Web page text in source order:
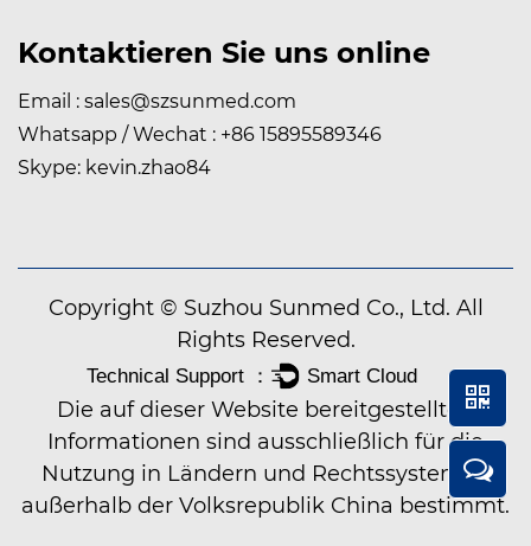
Kontaktieren Sie uns online
Email : sales@szsunmed.com
Whatsapp / Wechat : +86 15895589346
Skype: kevin.zhao84
Copyright © Suzhou Sunmed Co., Ltd. All
Rights Reserved.
Die auf dieser Website bereitgestellten
Informationen sind ausschließlich für die
Nutzung in Ländern und Rechtssystemen
außerhalb der Volksrepublik China bestimmt.